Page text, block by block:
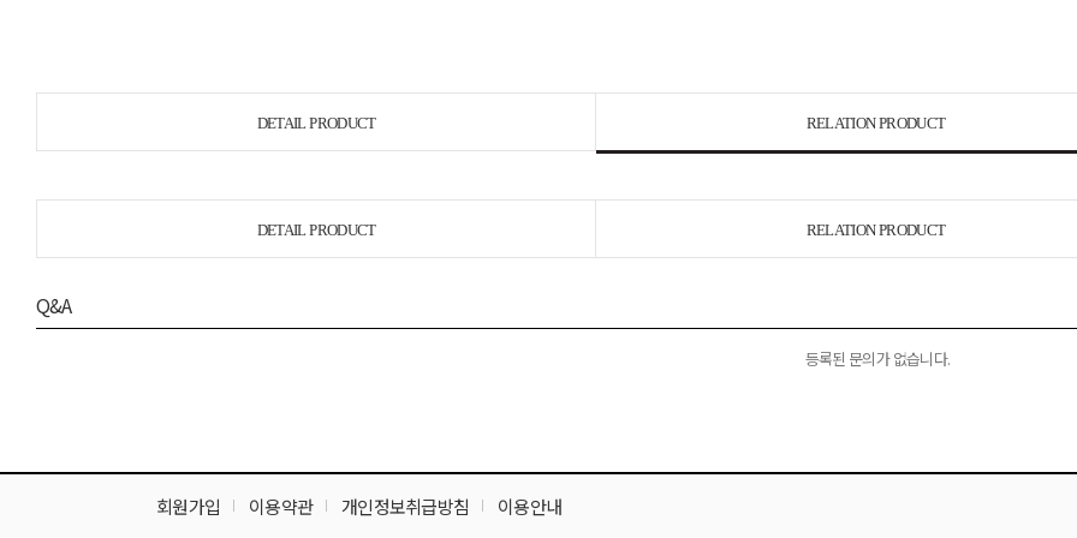
DETAIL PRODUCT RELATION PRODUCT
DETAIL PRODUCT RELATION PRODUCT
Q&A
등록된 문의가 없습니다.
회원가입 이용약관 개인정보취급방침 이용안내